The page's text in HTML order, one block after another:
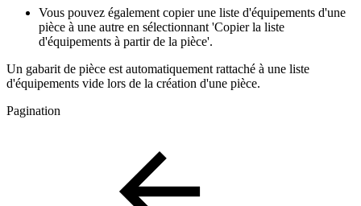
Vous pouvez également copier une liste d'équipements d'une
pièce à une autre en sélectionnant 'Copier la liste
d'équipements à partir de la pièce'.
Un gabarit de pièce est automatiquement rattaché à une liste
d'équipements vide lors de la création d'une pièce.
Pagination